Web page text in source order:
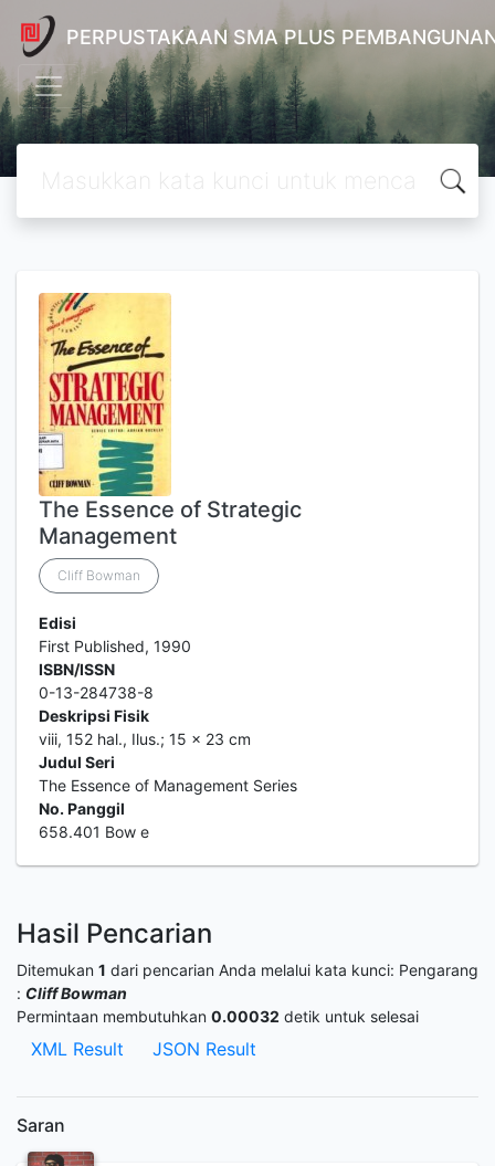
PERPUSTAKAAN SMA PLUS
The Essence of Strategic
Management
Cliff Bowman
Edisi
First Published, 1990
ISBN/ISSN
0-13-284738-8
Deskripsi Fisik
viii, 152 hal., Ilus.; 15 x 23 cm
Judul Seri
The Essence of Management Series
No. Panggil
658.401 Bow e
Hasil Pencarian
Ditemukan 1 dari pencarian Anda melalui kata kunci: Pengarang
: Cliff Bowman
Permintaan membutuhkan 0.00032 detik untuk selesai
XML Result JSON Result
Saran